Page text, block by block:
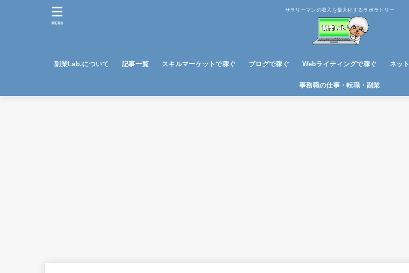
サラリーマンの収入を最大化するラボラトリー
副業Lab.について 記事一覧 スキルマーケットで稼ぐ ブログで稼ぐ
アフィリエイトで稼ぐ
Webライティングで稼ぐ ネッ
事務職の仕事・転職・副業
MENU